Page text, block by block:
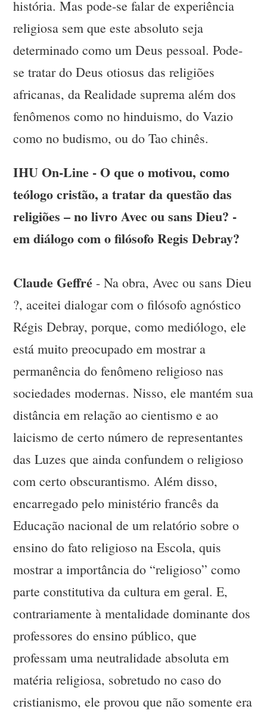
história. Mas pode-se falar de experiência
religiosa sem que este absoluto seja
determinado como um Deus pessoal. Pode-
se tratar do Deus otiosus das religiões
africanas, da Realidade suprema além dos
fenômenos como no hinduismo, do Vazio
como no budismo, ou do Tao chinês.
IHU On-Line - O que o motivou, como
teólogo cristão, a tratar da questão das
religiões – no livro Avec ou sans Dieu? -
em diálogo com o filósofo Regis Debray?
Claude Geffré - Na obra, Avec ou sans Dieu
?, aceitei dialogar com o filósofo agnóstico
Régis Debray, porque, como mediólogo, ele
está muito preocupado em mostrar a
permanência do fenômeno religioso nas
sociedades modernas. Nisso, ele mantém sua
distância em relação ao cientismo e ao
laicismo de certo número de representantes
das Luzes que ainda confundem o religioso
com certo obscurantismo. Além disso,
encarregado pelo ministério francês da
Educação nacional de um relatório sobre o
ensino do fato religioso na Escola, quis
mostrar a importância do “religioso” como
parte constitutiva da cultura em geral. E,
contrariamente à mentalidade dominante dos
professores do ensino público, que
professam uma neutralidade absoluta em
matéria religiosa, sobretudo no caso do
cristianismo, ele provou que não somente era